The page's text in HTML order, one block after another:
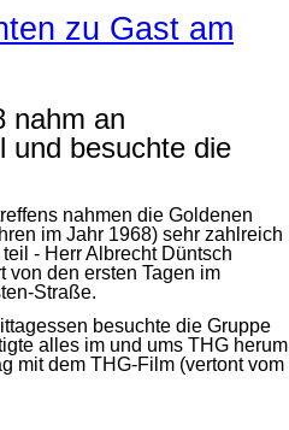
zu Gast am
nahm an
und besuchte die
nahmen die Goldenen
im Jahr 1968) sehr zahlreich
- Herr Albrecht Düntsch
von den ersten Tagen im
Straße.
besuchte die Gruppe
alles im und ums THG herum
mit dem THG-Film (vertont vom